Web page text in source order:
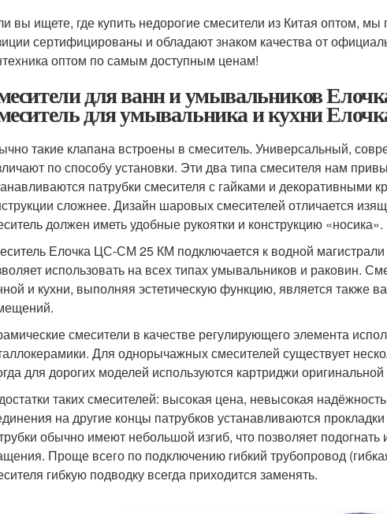
вы ищете, где купить недорогие смесители из Китая оптом,
сертифицированы и обладают знаком качества от
оптом по самым доступным ценам!
для ванн и умывальников
для умывальника и кухни
такие клапана встроены в смеситель. Универсальный,
по способу установки. Эти два типа смесителя нам
патрубки смесителя с гайками и декоративными
сложнее. Дизайн шаровых смесителей отличается
должен иметь удобные рукоятки и конструкцию «носика».
Елочка ЦС-СМ 25 КМ подключается к водной
использовать на всех типах умывальников и раковин.
и кухни, выполняя эстетическую функцию, является также
смесители в качестве регулирующего элемента
Для однорычажных смесителей существует
для дорогих моделей используются картриджи оригинальной
таких смесителей: высокая цена, невысокая
на другие концы патрубков устанавливаются
обычно имеют небольшой изгиб, что позволяет
Проще всего по подключению гибкий трубопровод
гибкую подводку всегда приходится заменять.